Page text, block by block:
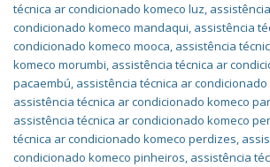
técnica ar condicionado komeco luz,
condicionado komeco mandaqui, assistência
condicionado komeco mooca, assistência
komeco morumbi, assistência técnica ar
pacaembú, assistência técnica ar
assistência técnica ar condicionado komeco
assistência técnica ar condicionado komeco
técnica ar condicionado komeco perdizes,
condicionado komeco pinheiros, assistência